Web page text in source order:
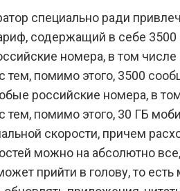
специально ради
содержащий в себе 3500
номера, в том числе
тем, помимо этого, 3500
российские номера, в
тем, помимо этого, 30 ГБ
скорости, причем
можно на абсолютно
прийти в голову, то